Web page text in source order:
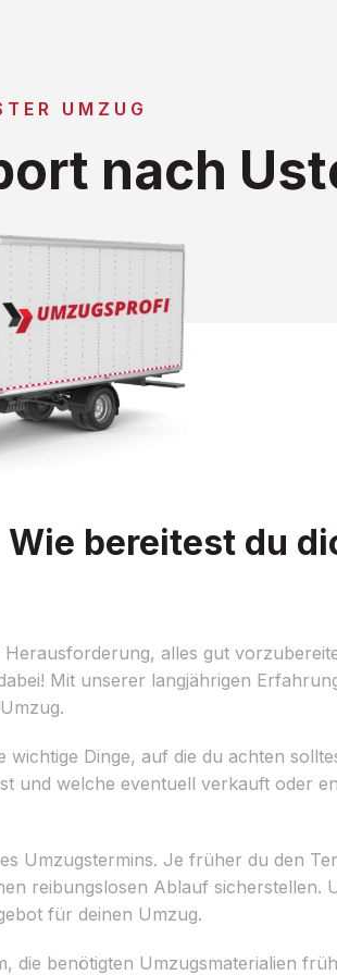
UMZUG
nach
bereitest du
alles gut
Mit unserer langjährigen
Dinge, auf die du achten
und welche eventuell verkauft oder
Umzugstermins. Je früher du den
reibungslosen Ablauf sicherstellen.
für deinen Umzug.
benötigten Umzugsmaterialien